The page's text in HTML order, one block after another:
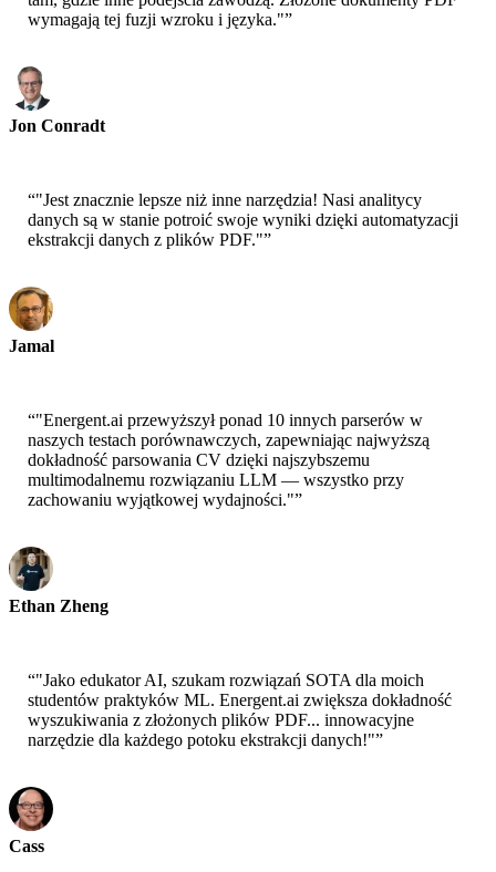
wymagają tej fuzji wzroku i języka."”
Jon Conradt
“"Jest znacznie lepsze niż inne narzędzia! Nasi analitycy
danych są w stanie potroić swoje wyniki dzięki automatyzacji
ekstrakcji danych z plików PDF."”
Jamal
“"Energent.ai przewyższył ponad 10 innych parserów w
naszych testach porównawczych, zapewniając najwyższą
dokładność parsowania CV dzięki najszybszemu
multimodalnemu rozwiązaniu LLM — wszystko przy
zachowaniu wyjątkowej wydajności."”
Ethan Zheng
“"Jako edukator AI, szukam rozwiązań SOTA dla moich
studentów praktyków ML. Energent.ai zwiększa dokładność
wyszukiwania z złożonych plików PDF... innowacyjne
narzędzie dla każdego potoku ekstrakcji danych!"”
Cass